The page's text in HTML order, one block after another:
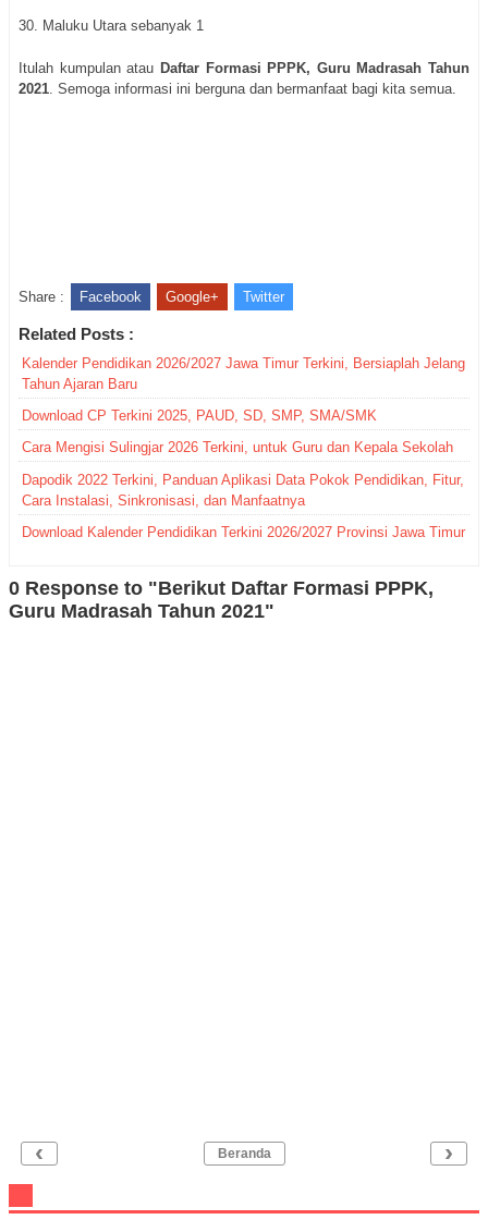
30. Maluku Utara sebanyak 1
Itulah kumpulan atau Daftar Formasi PPPK, Guru Madrasah Tahun
2021 . Semoga informasi ini berguna dan bermanfaat bagi kita semua.
Share : Facebook Google+ Twitter
Related Posts :
Kalender Pendidikan 2026/2027 Jawa Timur Terkini, Bersiaplah Jelang
Tahun Ajaran Baru
Download CP Terkini 2025, PAUD, SD, SMP, SMA/SMK
Cara Mengisi Sulingjar 2026 Terkini, untuk Guru dan Kepala Sekolah
Dapodik 2022 Terkini, Panduan Aplikasi Data Pokok Pendidikan, Fitur,
Cara Instalasi, Sinkronisasi, dan Manfaatnya
Download Kalender Pendidikan Terkini 2026/2027 Provinsi Jawa Timur
0 Response to "Berikut Daftar Formasi PPPK,
Guru Madrasah Tahun 2021"
‹ ›
Beranda